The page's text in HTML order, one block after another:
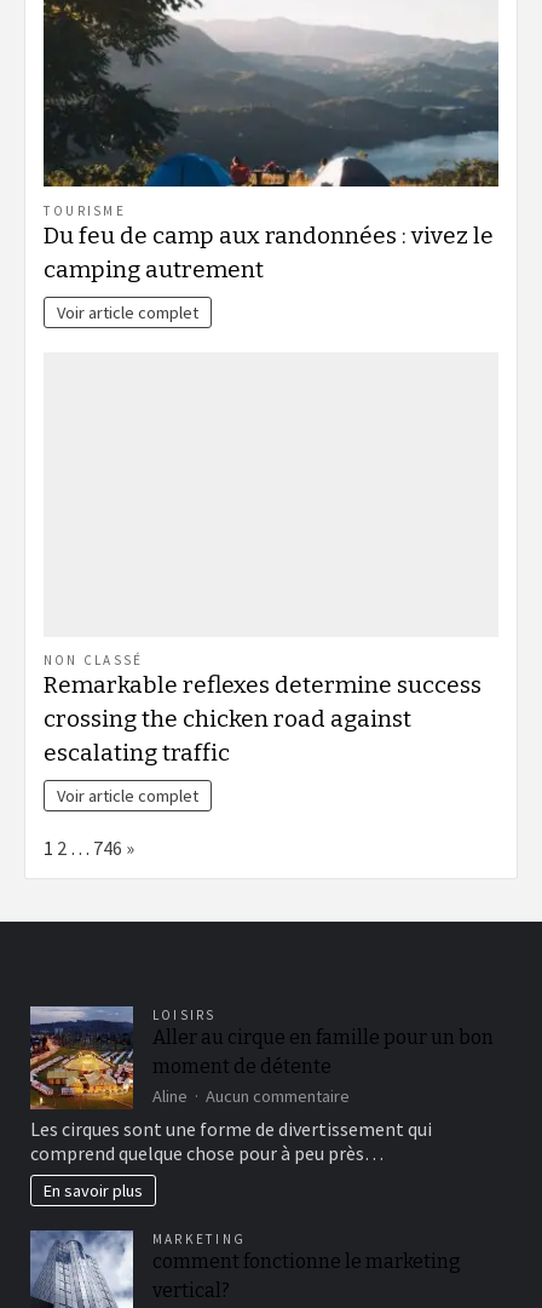
TOURISME
Du feu de camp aux randonnées : vivez le
camping autrement
Voir article complet
NON CLASSÉ
Remarkable reflexes determine success
crossing the chicken road against
escalating traffic
Voir article complet
Page:
1 2 … 746 Next
»
LOISIRS
Aller au cirque en famille pour un bon
moment de détente
Aline Aucun commentaire
au
cirque
bon
Les cirques sont une forme de divertissement qui
comprend quelque chose pour à peu près…
En savoir plus
MARKETING
comment fonctionne le marketing
vertical?